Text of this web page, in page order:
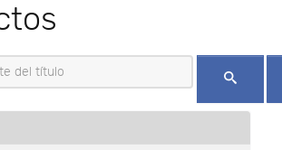
del título